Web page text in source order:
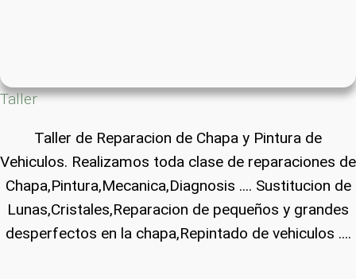
Taller
Taller de Reparacion de Chapa y Pintura de
Vehiculos. Realizamos toda clase de reparaciones de
Chapa,Pintura,Mecanica,Diagnosis .... Sustitucion de
Lunas,Cristales,Reparacion de pequeños y grandes
desperfectos en la chapa,Repintado de vehiculos ....